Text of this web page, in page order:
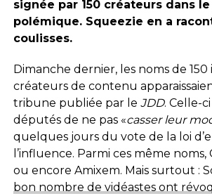
signée par 150 créateurs dans
polémique. Squeezie en a
coulisses.
Dimanche dernier, les noms de
créateurs de contenu
tribune publiée par le JDD. Celle-
députés de ne pas «casser leur
quelques jours du vote de la loi
l’influence. Parmi ces même noms,
ou encore Amixem. Mais surtout :
bon nombre de vidéastes ont